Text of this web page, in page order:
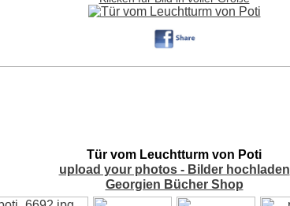
Tür vom Leuchtturm von Poti
upload your photos - Bilder hochladen
Georgien Bücher Shop